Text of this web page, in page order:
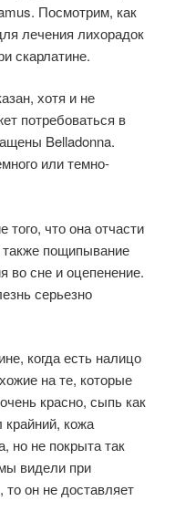
Посмотрим, как
лечения лихорадок
скарлатине.
хотя и не
потребоваться в
Belladonna.
или темно-
что она отчасти
пощипывание
во сне и оцепенение.
серьезно
когда есть налицо
на те, которые
красно, сыпь как
крайний, кожа
но не покрыта так
видели при
то он не доставляет